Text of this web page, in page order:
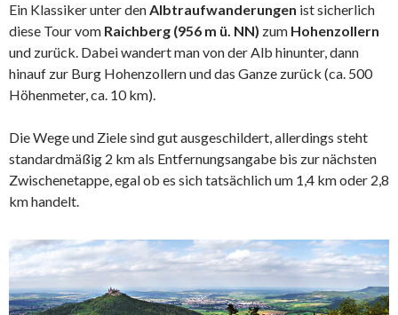
Ein Klassiker unter denAlbtraufwanderungen ist sicherlich
diese Tour vom Raichberg (956 m ü. NN) zum Hohenzollern
und zurück. Dabei wandert man von der Alb hinunter, dann
hinauf zur Burg Hohenzollern und das Ganze zurück (ca. 500
Höhenmeter, ca. 10 km).
Die Wege und Ziele sind gut ausgeschildert, allerdings steht
standardmäßig 2 km als Entfernungsangabe bis zur nächsten
Zwischenetappe, egal ob es sich tatsächlich um 1,4 km oder 2,8
km handelt.